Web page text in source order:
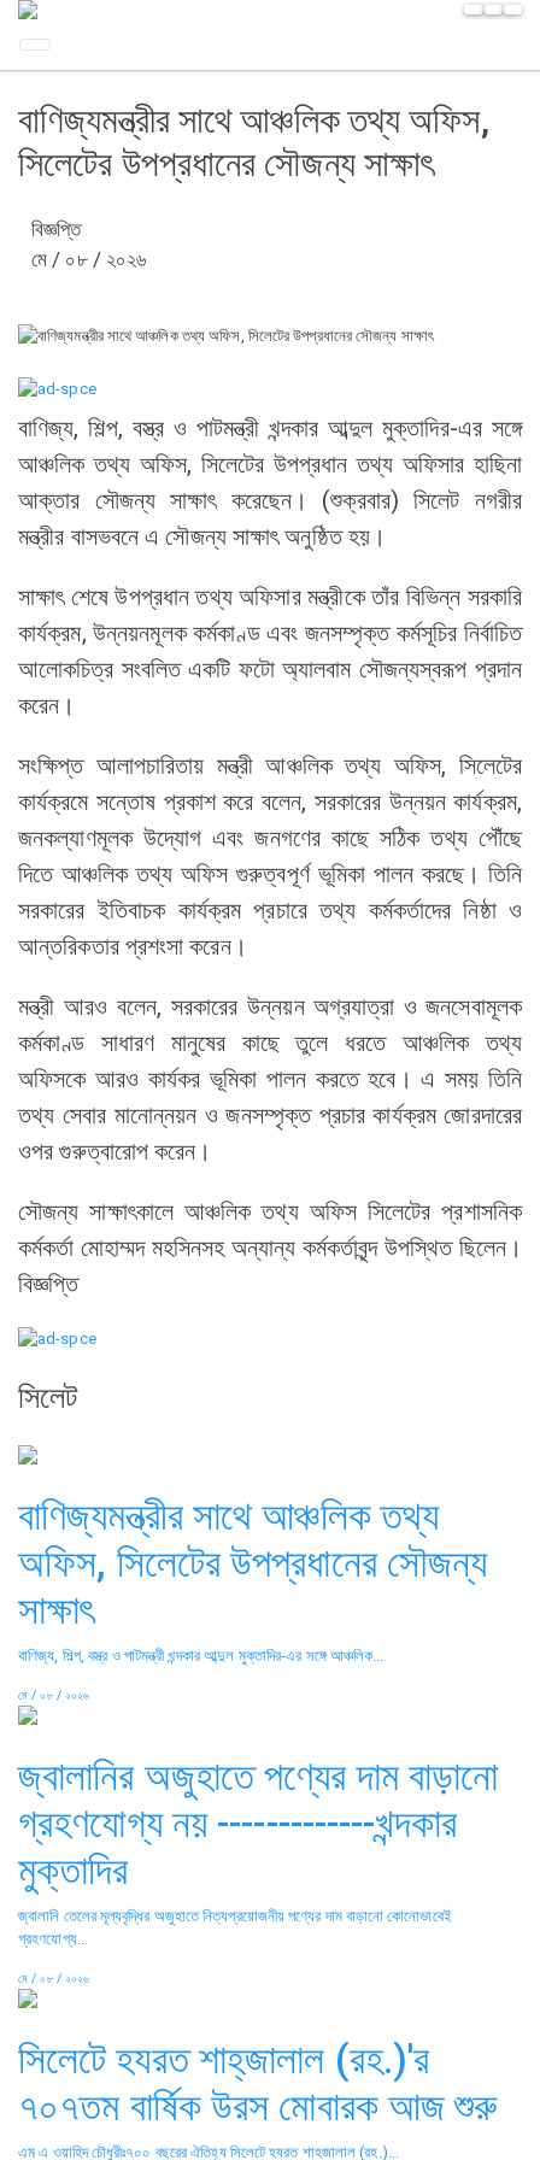
বাণিজ্যমন্ত্রীর সাথে আঞ্চলিক তথ্য অফিস,
সিলেটের উপপ্রধানের সৌজন্য সাক্ষাৎ
বিজ্ঞপ্তি
মে / ০৮ / ২০২৬
বাণিজ্য, শিল্প, বস্ত্র ও পাটমন্ত্রী খন্দকার আব্দুল মুক্তাদির-এর সঙ্গে
আঞ্চলিক তথ্য অফিস, সিলেটের উপপ্রধান তথ্য অফিসার হাছিনা
আক্তার সৌজন্য সাক্ষাৎ করেছেন। (শুক্রবার) সিলেট নগরীর
মন্ত্রীর বাসভবনে এ সৌজন্য সাক্ষাৎ অনুষ্ঠিত হয়।
সাক্ষাৎ শেষে উপপ্রধান তথ্য অফিসার মন্ত্রীকে তাঁর বিভিন্ন সরকারি
কার্যক্রম, উন্নয়নমূলক কর্মকাণ্ড এবং জনসম্পৃক্ত কর্মসূচির নির্বাচিত
আলোকচিত্র সংবলিত একটি ফটো অ্যালবাম সৌজন্যস্বরূপ প্রদান
করেন।
সংক্ষিপ্ত আলাপচারিতায় মন্ত্রী আঞ্চলিক তথ্য অফিস, সিলেটের
কার্যক্রমে সন্তোষ প্রকাশ করে বলেন, সরকারের উন্নয়ন কার্যক্রম,
জনকল্যাণমূলক উদ্যোগ এবং জনগণের কাছে সঠিক তথ্য পৌঁছে
দিতে আঞ্চলিক তথ্য অফিস গুরুত্বপূর্ণ ভূমিকা পালন করছে। তিনি
সরকারের ইতিবাচক কার্যক্রম প্রচারে তথ্য কর্মকর্তাদের নিষ্ঠা ও
আন্তরিকতার প্রশংসা করেন।
মন্ত্রী আরও বলেন, সরকারের উন্নয়ন অগ্রযাত্রা ও জনসেবামূলক
কর্মকাণ্ড সাধারণ মানুষের কাছে তুলে ধরতে আঞ্চলিক তথ্য
অফিসকে আরও কার্যকর ভূমিকা পালন করতে হবে। এ সময় তিনি
তথ্য সেবার মানোন্নয়ন ও জনসম্পৃক্ত প্রচার কার্যক্রম জোরদারের
ওপর গুরুত্বারোপ করেন।
সৌজন্য সাক্ষাৎকালে আঞ্চলিক তথ্য অফিস সিলেটের প্রশাসনিক
কর্মকর্তা মোহাম্মদ মহসিনসহ অন্যান্য কর্মকর্তাবৃন্দ উপস্থিত ছিলেন।
বিজ্ঞপ্তি
সিলেট
বাণিজ্যমন্ত্রীর সাথে আঞ্চলিক তথ্য
অফিস, সিলেটের উপপ্রধানের সৌজন্য
সাক্ষাৎ
বাণিজ্য, শিল্প, বস্ত্র ও পাটমন্ত্রী খন্দকার আব্দুল মুক্তাদির-এর সঙ্গে আঞ্চলিক...
মে / ০৮ / ২০২৬
জ্বালানির অজুহাতে পণ্যের দাম বাড়ানো
গ্রহণযোগ্য নয় -------------খন্দকার
মুক্তাদির
জ্বালানি তেলের মূল্যবৃদ্ধির অজুহাতে নিত্যপ্রয়োজনীয় পণ্যের দাম বাড়ানো কোনোভাবেই
গ্রহণযোগ্য...
মে / ০৮ / ২০২৬
সিলেটে হযরত শাহ্‌জালাল (রহ.)'র
৭০৭তম বার্ষিক উরস মোবারক আজ শুরু
এম এ ওয়াহিদ চৌধুরীঃ৭০০ বছরের ঐতিহ্য সিলেটে হযরত শাহজালাল (রহ.)...